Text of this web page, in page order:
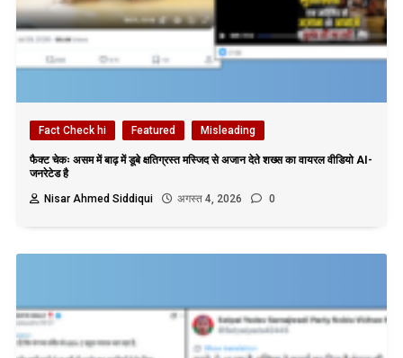
Fact Check hi Featured Misleading
फैक्ट चेकः असम में बाढ़ में डूबे क्षतिग्रस्त मस्जिद से अजान देते शख्स का वायरल वीडियो AI-
जनरेटेड है
Nisar Ahmed Siddiqui
अगस्त 4, 2026 0